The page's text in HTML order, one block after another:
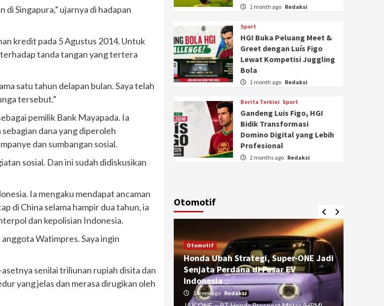
Singapura,” ujarnya di hadapan
kredit pada 5 Agustus 2014. Untuk
tanda tangan yang tertera
satu tahun delapan bulan. Saya telah
tersebut.”
pemilik Bank Mayapada. Ia
dana yang diperoleh
dan sumbangan sosial.
sosial. Dan ini sudah didiskusikan
Ia mengaku mendapat ancaman
di China selama hampir dua tahun, ia
dan kepolisian Indonesia.
Watimpres. Saya ingin
senilai triliunan rupiah disita dan
yang jelas dan merasa dirugikan oleh
1 month ago Redaksi
Sport
HGI Buka Peluang Meet &
Greet dengan Luís Figo
Lewat Kompetisi Juggling
Bola
1 month ago Redaksi
Berita Terkini Sport
Gandeng Luis Figo, HGI
Bidik Transformasi
Domino Digital yang Lebih
Profesional
2 months ago Redaksi
Otomotif
Ducati Collezione 100 Debut di
Mugello, Usung 10 Desain Bersejarah
Otomotif
Honda Ubah Strategi, Super-ONE Jadi
Senjata Perdana di Pasar EV
Indonesia
1 week ago Redaksi